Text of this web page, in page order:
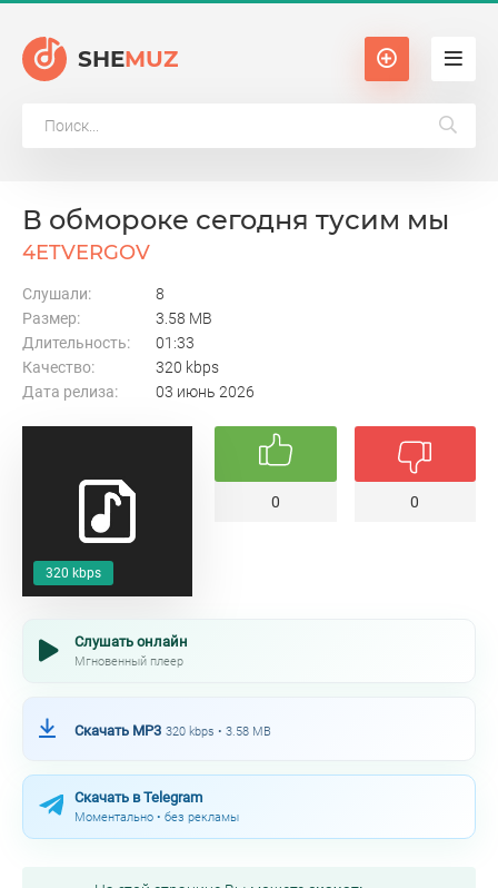
SHEMUZ
320 kbps
В обмороке сегодня тусим мы
4ETVERGOV
Слушали:
8
Размер:
3.58 MB
Длительность:
01:33
Качество:
320 kbps
Дата релиза:
03 июнь 2026
0 0
Слушать онлайн
Мгновенный плеер
Скачать MP3 320 kbps • 3.58 MB
Скачать в Telegram
Моментально • без рекламы